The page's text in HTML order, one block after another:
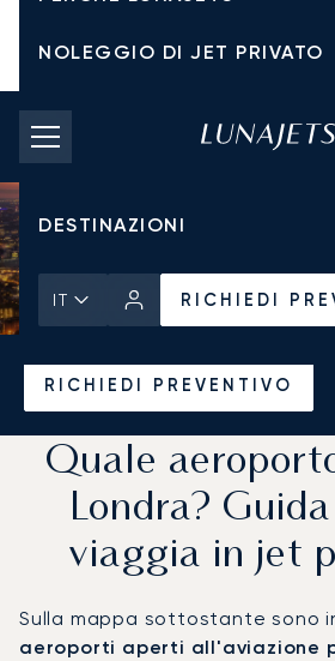
NOLEGGIO DI JET PRIVATO
TARIFFE DI NOLEGGIO
JET PRIVATI
DESTINAZIONI
IT RICHIEDI
RICHIEDI PREVENTIVO
Quale
Londra?
viaggia in jet
Sulla mappa sottostante sono
aeroporti aperti all'aviazione